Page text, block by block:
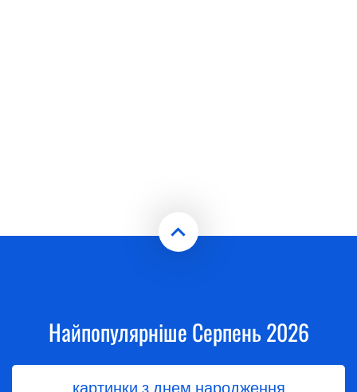
Найпопулярніше Серпень 2026
картинки з днем народження